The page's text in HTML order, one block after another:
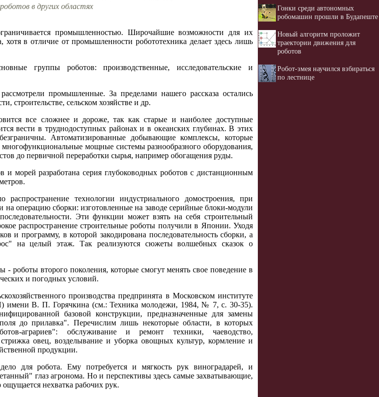
в других областях
промышленностью. Широчайшие возможности для их
хотя в отличие от промышленности робототехника делает здесь лишь
группы роботов: производственные, исследовательские и
промышленные. За пределами нашего рассказа остались
сельском хозяйстве и др.
все сложнее и дороже, так как старые и наиболее доступные
вести в труднодоступных районах и в океанских глубинах. В этих
Автоматизированные добывающие комплексы, которые
мощные системы разнообразного оборудования,
до первичной переработки сырья, например обогащения руды.
и морей разработана серия глубоководных роботов с дистанционным
технологии индустриального домостроения, при
операцию сборки: изготовленные на заводе серийные блоки-модули
Эти функции может взять на себя строительный
распространение строительные роботы получили в Японии. Уходя
и программу, в которой закодирована последовательность сборки, а
на целый этаж. Так реализуются сюжеты волшебных сказок о
- роботы второго поколения, которые смогут менять свое поведение в
и погодных условий.
производства предпринята в Московском институте
имени В. П. Горячкина (см.: Техника молодежи, 1984, № 7, с. 30-35).
базовой конструкции, предназначенные для замены
до прилавка". Перечислим лишь некоторые области, в которых
аграриев": обслуживание и ремонт техники, чаеводство,
овец, возделывание и уборка овощных культур, кормление и
продукции.
для робота. Ему потребуется и мягкость рук виноградарей, и
глаз агронома. Но и перспективы здесь самые захватывающие,
ощущается нехватка рабочих рук.
Гонки среди автономных
робомашин прошли в Будапеште
Новый алгоритм проложит
траектории движения для
роботов
Робот-змея научился взбираться
по лестнице